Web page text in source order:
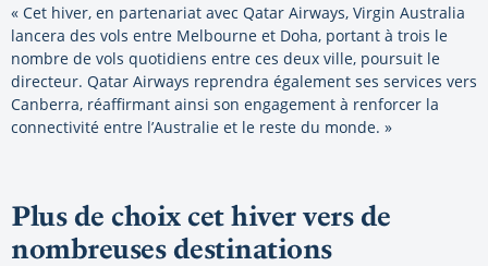
« Cet hiver, en partenariat avec Qatar Airways, Virgin Australia
lancera des vols entre Melbourne et Doha, portant à trois le
nombre de vols quotidiens entre ces deux ville, poursuit le
directeur. Qatar Airways reprendra également ses services vers
Canberra, réaffirmant ainsi son engagement à renforcer la
connectivité entre l’Australie et le reste du monde. »
Plus de choix cet hiver vers de
nombreuses destinations